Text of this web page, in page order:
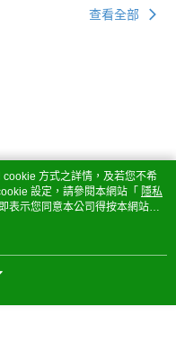
查看全部
方式之詳情，及若您不希
設定，請參閱本網站「 隱私
表示您同意本公司得按本網站使